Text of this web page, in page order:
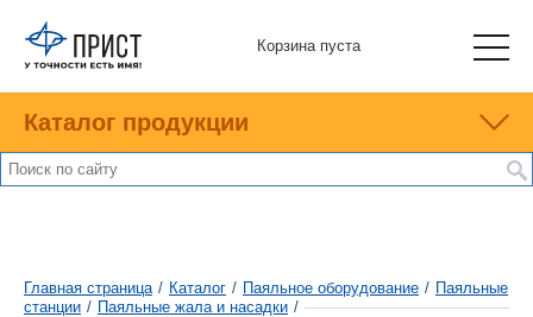
Корзина пуста
Каталог продукции
Главная страница / Каталог / Паяльное оборудование / Паяльные
станции / Паяльные жала и насадки /